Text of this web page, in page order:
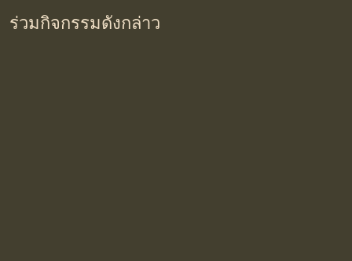
ร่วมกิจกรรมดังกล่าว